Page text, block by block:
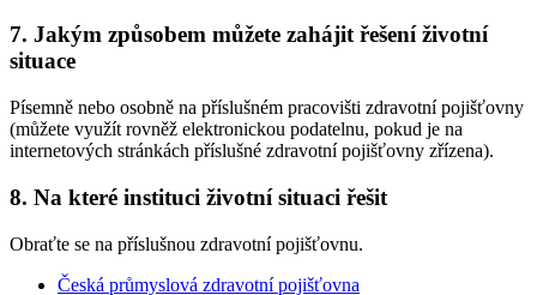
7. Jakým způsobem můžete zahájit řešení životní
situace
Písemně nebo osobně na příslušném pracovišti zdravotní pojišťovny
(můžete využít rovněž elektronickou podatelnu, pokud je na
internetových stránkách příslušné zdravotní pojišťovny zřízena).
8. Na které instituci životní situaci řešit
Obraťte se na příslušnou zdravotní pojišťovnu.
Česká průmyslová zdravotní pojišťovna